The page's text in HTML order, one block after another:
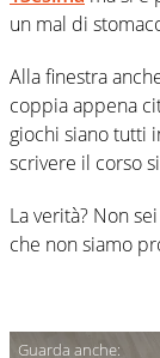
un mal di
Alla finestra
coppia appena
giochi siano tutti
scrivere il corso
La verità? Non
che non siamo